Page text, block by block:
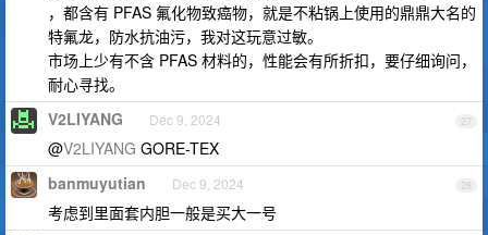
，都含有 PFAS 氟化物致癌物，就是不粘锅上使用的鼎鼎大名的
特氟龙，防水抗油污，我对这玩意过敏。
市场上少有不含 PFAS 材料的，性能会有所折扣，要仔细询问，
耐心寻找。
27
V2LIYANG Dec 9, 2024
@V2LIYANG ‌GORE-TEX
28
banmuyutian Dec 9, 2024
考虑到里面套内胆一般是买大一号